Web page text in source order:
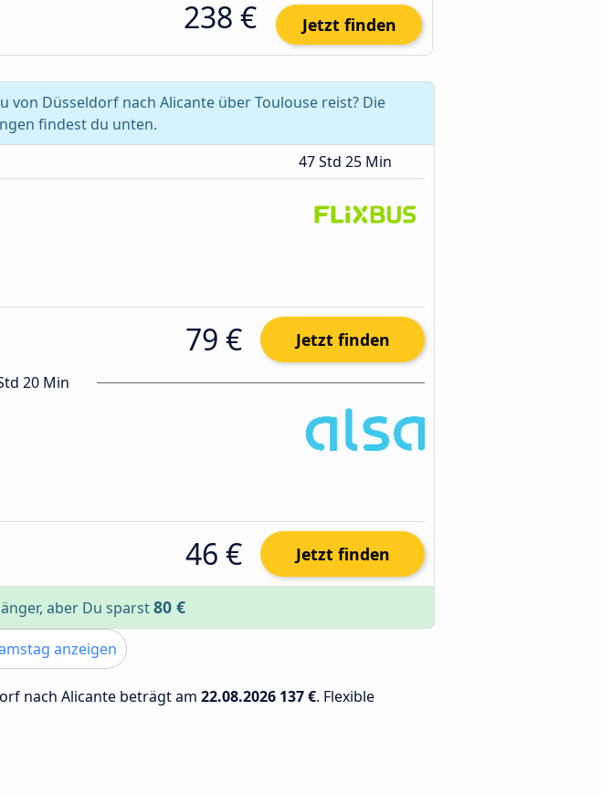
238 € Jetzt finden
von Düsseldorf nach Alicante über Toulouse reist? Die
findest du unten.
47 Std 25 Min
79 € Jetzt finden
20 Min
46 € Jetzt finden
aber Du sparst80 €
anzeigen
nach Alicante beträgt am 22.08.2026 137 €. Flexible